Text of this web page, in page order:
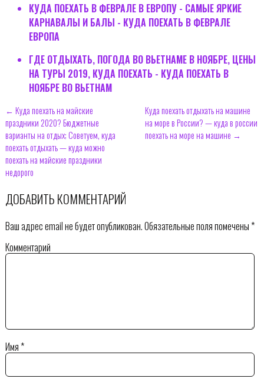
КУДА ПОЕХАТЬ В ФЕВРАЛЕ В ЕВРОПУ - САМЫЕ ЯРКИЕ
КАРНАВАЛЫ И БАЛЫ - КУДА ПОЕХАТЬ В ФЕВРАЛЕ
ЕВРОПА
ГДЕ ОТДЫХАТЬ, ПОГОДА ВО ВЬЕТНАМЕ В НОЯБРЕ, ЦЕНЫ
НА ТУРЫ 2019, КУДА ПОЕХАТЬ - КУДА ПОЕХАТЬ В
НОЯБРЕ ВО ВЬЕТНАМ
← Куда поехать на майские
праздники 2020? Бюджетные
варианты на отдых; Советуем, куда
поехать отдыхать — куда можно
поехать на майские праздники
недорого
Куда поехать отдыхать на машине
на море в России? — куда в россии
поехать на море на машине →
ДОБАВИТЬ КОММЕНТАРИЙ
Ваш адрес email не будет опубликован.Обязательные поля помечены*
Комментарий
Имя*